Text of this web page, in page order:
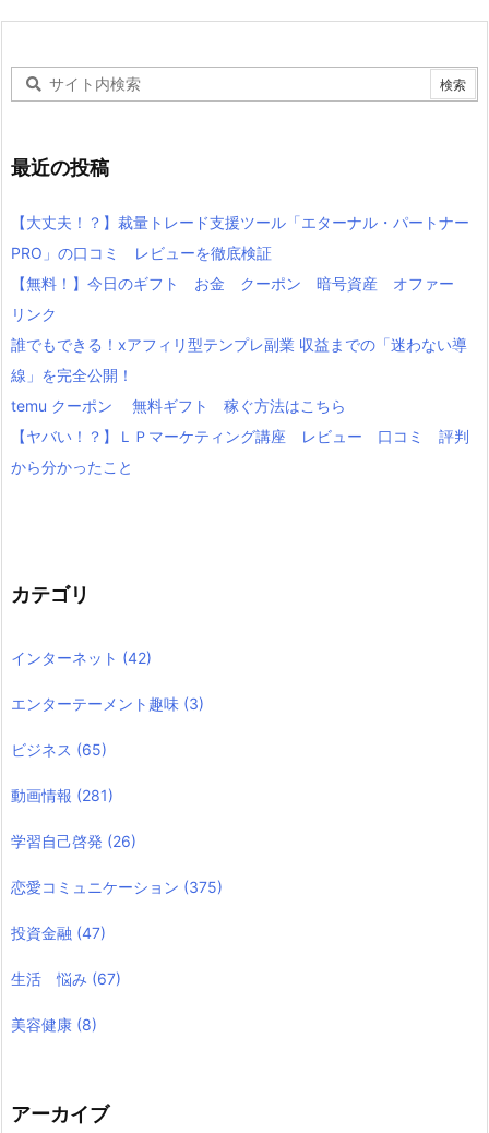
最近の投稿
【大丈夫！？】裁量トレード支援ツール「エターナル・パートナー
PRO」の口コミ レビューを徹底検証
【無料！】今日のギフト お金 クーポン 暗号資産 オファー
リンク
誰でもできる！xアフィリ型テンプレ副業 収益までの「迷わない導
線」を完全公開！
temu クーポン 無料ギフト 稼ぐ方法はこちら
【ヤバい！？】ＬＰマーケティング講座 レビュー 口コミ 評判
から分かったこと
カテゴリ
インターネット (42)
エンターテーメント趣味 (3)
ビジネス (65)
動画情報 (281)
学習自己啓発 (26)
恋愛コミュニケーション (375)
投資金融 (47)
生活 悩み (67)
美容健康 (8)
アーカイブ